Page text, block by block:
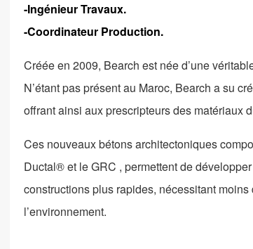
-Ingénieur Travaux.
-Coordinateur Production.
Créée en 2009, Bearch est née d’une
N’étant pas présent au Maroc, Bearch a su
offrant ainsi aux prescripteurs des matériaux
Ces nouveaux bétons architectoniques
Ductal® et le GRC , permettent de
constructions plus rapides, nécessitant
l’environnement.